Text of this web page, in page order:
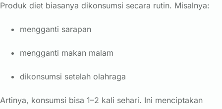
Produk diet biasanya dikonsumsi secara rutin. Misalnya:
mengganti sarapan
mengganti makan malam
dikonsumsi setelah olahraga
Artinya, konsumsi bisa 1–2 kali sehari. Ini menciptakan